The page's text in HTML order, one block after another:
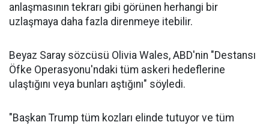
anlaşmasının tekrarı gibi görünen herhangi bir
uzlaşmaya daha fazla direnmeye itebilir.
Beyaz Saray sözcüsü Olivia Wales, ABD'nin "Destansı
Öfke Operasyonu'ndaki tüm askeri hedeflerine
ulaştığını veya bunları aştığını" söyledi.
"Başkan Trump tüm kozları elinde tutuyor ve tüm